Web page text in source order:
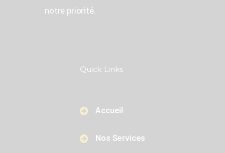
notre priorité.
Quick Links​​
Accueil
Nos Services